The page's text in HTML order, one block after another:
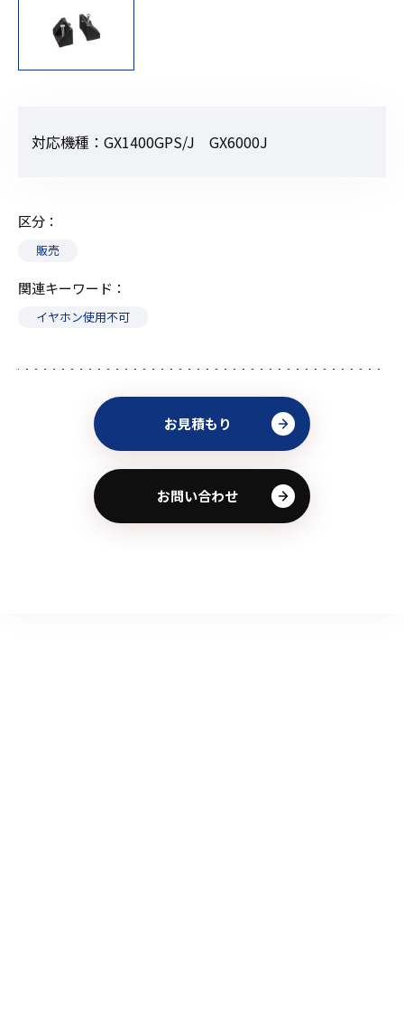
対応機種：GX1400GPS/J GX6000J
区分
販売
関連キーワード
イヤホン使用不可
お見積もり
お問い合わせ